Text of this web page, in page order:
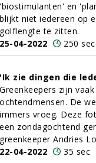
'biostimulanten' en
blijkt niet iedereen op
golflengte te zitten.
25-04-2022
250 sec
'Ik zie dingen die
Greenkeepers zijn
ochtendmensen. De
immers vroeg. Deze
een zondagochtend
greenkeeper Andries
22-04-2022
35 sec